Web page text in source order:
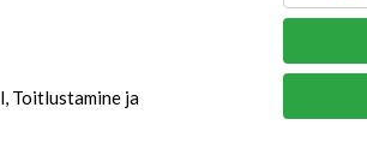
Toitlustamine ja